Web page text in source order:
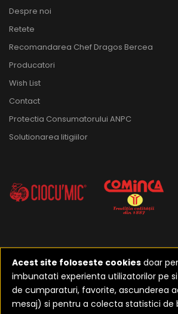
Despre noi
Retete
Recomandarea Chef Dragos Bercea
Producatori
Wish List
Contact
Protectia Consumatorului ANPC
Solutionarea litigiilor
2023-2026 ©
Etusoft Oradea
Acest site foloseste cookies doar
imbunatati experienta utilizatorilor pe
de cumparaturi, favorite, ascunderea
mesaj) si pentru a colecta statistici de